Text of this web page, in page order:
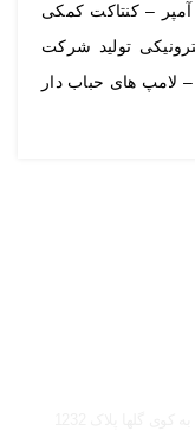
به همراه رله بیمتال از 0.25 آمپر تا 104 آمپر – کنتاکت کمکی
تولید شرکت
– لامپ های حباب دار